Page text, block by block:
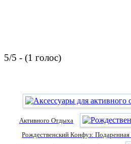
5/5 - (1 голос)
Активного Отдыха
Рождественский Конфуз: